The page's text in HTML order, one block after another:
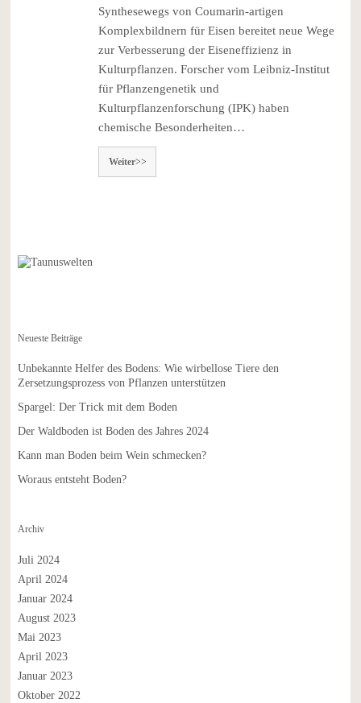
Synthesewegs von Coumarin-artigen
Komplexbildnern für Eisen bereitet neue Wege
zur Verbesserung der Eiseneffizienz in
Kulturpflanzen. Forscher vom Leibniz-Institut
für Pflanzengenetik und
Kulturpflanzenforschung (IPK) haben
chemische Besonderheiten…
Weiter>>
Neueste Beiträge
Unbekannte Helfer des Bodens: Wie wirbellose Tiere den
Zersetzungsprozess von Pflanzen unterstützen
Spargel: Der Trick mit dem Boden
Der Waldboden ist Boden des Jahres 2024
Kann man Boden beim Wein schmecken?
Woraus entsteht Boden?
Archiv
Juli 2024
April 2024
Januar 2024
August 2023
Mai 2023
April 2023
Januar 2023
Oktober 2022